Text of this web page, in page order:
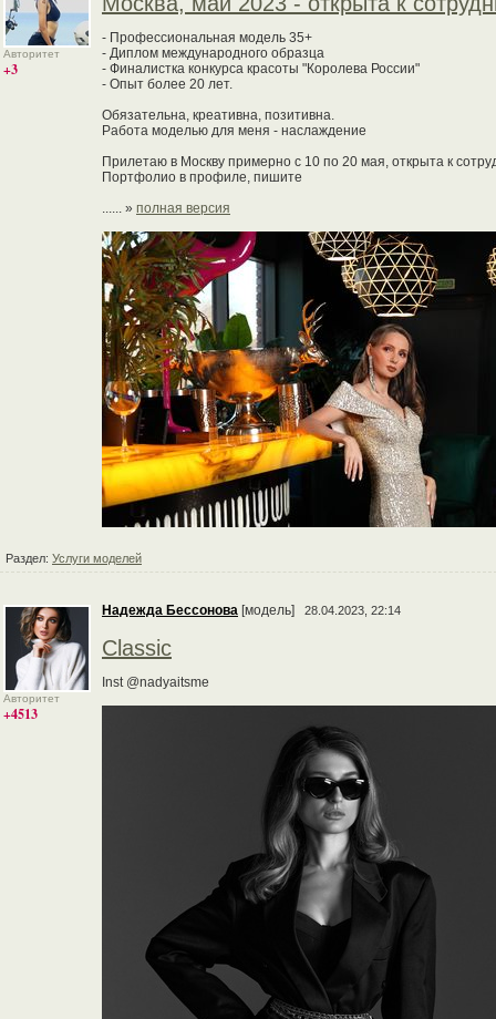
Авторитет
+3
- Профессиональная модель 35+
- Диплом международного образца
- Финалистка конкурса красоты "Королева России"
- Опыт более 20 лет.
Обязательна, креативна, позитивна.
Работа моделью для меня - наслаждение
Прилетаю в Москву примерно с 10 по 20 мая, открыта к
Портфолио в профиле, пишите
...... » полная версия
Раздел: Услуги моделей
Авторитет
+4513
Надежда Бессонова [модель] 28.04.2023, 22:14
Classic
Inst @nadyaitsme